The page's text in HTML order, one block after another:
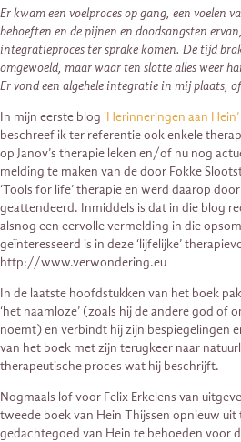
Er kwam een voelproces op gang, een voelen
behoeften en de pijnen en doodsangsten
integratieproces ter sprake komen. De tijd
omgewoeld, maar waar ten slotte alles weer
Er vond een algehele integratie in mij plaats,
In mijn eerste blog ‘Herinneringen aan
beschreef ik ter referentie ook enkele
op Janov’s therapie leken en/of nu nog
melding te maken van de door Fokke
‘Tools for life’ therapie en werd daarop
geattendeerd. Inmiddels is dat in die blog
alsnog een eervolle vermelding in die
geïnteresseerd is in deze ‘lijfelijke’
http://www.verwondering.eu
In de laatste hoofdstukken van het boek
‘het naamloze’ (zoals hij de andere god of
noemt) en verbindt hij zijn bespiegelingen
van het boek met zijn terugkeer naar
therapeutische proces wat hij beschrijft.
Nogmaals lof voor Felix Erkelens van
tweede boek van Hein Thijssen opnieuw
gedachtegoed van Hein te behoeden voor